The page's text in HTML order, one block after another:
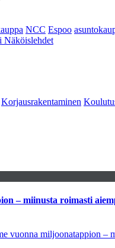
NCC Espoo
Näköislehdet
Korjausrakentaminen
– miinusta roimasti
vuonna miljoonatappion –